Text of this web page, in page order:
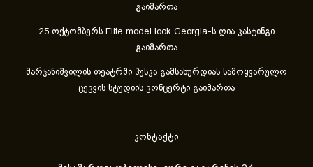
გაიმართა
25 ოქტომბერს Elite model look Georgia-ს ღია კასტინგი
გაიმართა
მარჯანიშვილის თეატრში პუსკა გამსახურდიას სამოყვარულო
ცეკვის სტუდიის კონცერტი გაიმართა
კონტაქტი